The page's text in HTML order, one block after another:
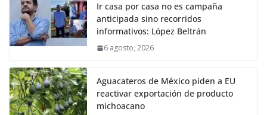
Ir casa por casa no es campaña
anticipada sino recorridos
informativos: López Beltrán
6 agosto, 2026
Aguacateros de México piden a EU
reactivar exportación de producto
michoacano